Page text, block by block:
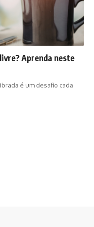
Aprenda neste
é um desafio cada